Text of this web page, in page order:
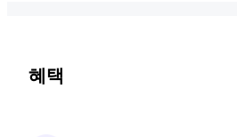
혜택